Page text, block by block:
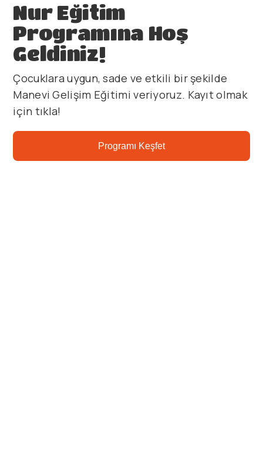
Nur Eğitim
Programına Hoş
Geldiniz!
Çocuklara uygun, sade ve etkili bir şekilde
Manevi Gelişim Eğitimi veriyoruz. Kayıt olmak
için tıkla!
Programı Keşfet